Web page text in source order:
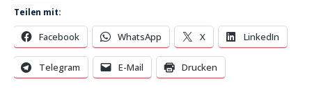
Teilen mit:
Facebook WhatsApp X LinkedIn
Telegram E-Mail Drucken